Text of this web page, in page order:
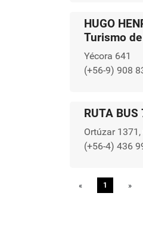
HUGO
Turismo
Yécora 641
(+56-9) 908
RUTA BUS
Ortúzar
(+56-4) 436
« Previous
1 »